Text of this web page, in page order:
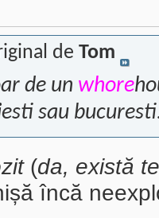
de Tom
de un whore
sau
(da, există
încă